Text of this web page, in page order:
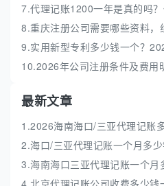
7.代理记账1200一年是真的吗
8.重庆注册公司需要哪些资料，
9.实用新型专利多少钱一个？
10.2026年公司注册条件及费用
最新文章
1.2026海南海口/三亚代理记账
3.海南海口三亚代理记账一个月
4.北京代理记账公司收费多少